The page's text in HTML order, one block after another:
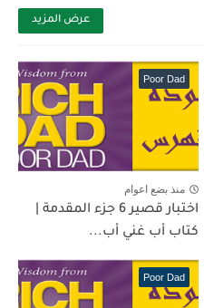
عرض المزيد
Poor Dad
منذ بضع اعوام
اختبار قصير 6 جزء المقدمة |
كتاب أب غني أب...
Poor Dad